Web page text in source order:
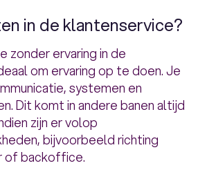
in de klantenservice?
zonder ervaring in de
om ervaring op te doen. Je
systemen en
Dit komt in andere banen altijd
zijn er volop
bijvoorbeeld richting
of backoffice.